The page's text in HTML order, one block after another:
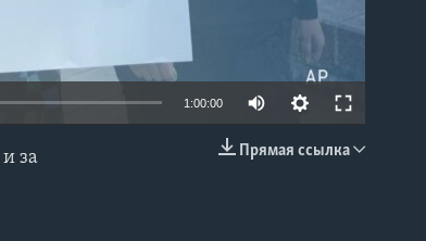
1:00:00
Прямая ссылка
за